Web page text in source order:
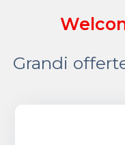
Grandi